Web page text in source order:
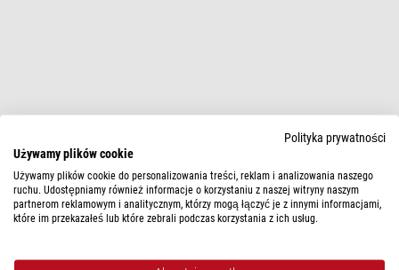
Polityka prywatności
Używamy plików cookie
Używamy plików cookie do personalizowania treści, reklam i analizowania naszego
ruchu. Udostępniamy również informacje o korzystaniu z naszej witryny naszym
partnerom reklamowym i analitycznym, którzy mogą łączyć je z innymi informacjami,
które im przekazałeś lub które zebrali podczas korzystania z ich usług.